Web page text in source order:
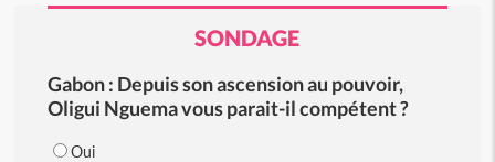
SONDAGE
Gabon : Depuis son ascension au pouvoir,
Oligui Nguema vous parait-il compétent ?
Oui